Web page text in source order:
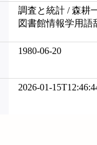
調査と統計 / 森耕
図書館情報学用語
1980-06-20
2026-01-